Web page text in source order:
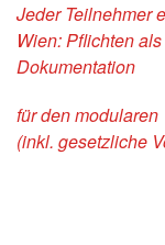
Jeder Teilnehmer
Wien: Pflichten
Dokumentation
für den
(inkl. gesetzliche